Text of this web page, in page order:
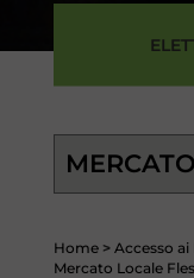
Home > Accesso
Mercato Locale